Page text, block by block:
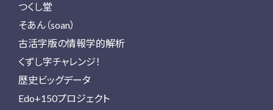
つくし堂
そあん（soan）
古活字版の情報学的解析
くずし字チャレンジ！
歴史ビッグデータ
Edo+150プロジェクト